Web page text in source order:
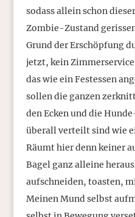
sodass allein schon
Zombie-Zustand
Grund der Erschöpfung
jetzt, kein
das wie ein Festessen
sollen die ganzen
den Ecken und die
überall verteilt sind wie
Räumt hier denn keiner
Bagel ganz alleine
aufschneiden, toasten,
Meinen Mund selbst